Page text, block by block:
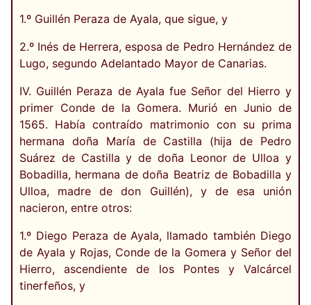
1.º Guillén Peraza de Ayala, que sigue, y
2.º Inés de Herrera, esposa de Pedro Hernández de
Lugo, segundo Adelantado Mayor de Canarias.
IV. Guillén Peraza de Ayala fue Señor del Hierro y
primer Conde de la Gomera. Murió en Junio de
1565. Había contraído matrimonio con su prima
hermana doña María de Castilla (hija de Pedro
Suárez de Castilla y de doña Leonor de Ulloa y
Bobadilla, hermana de doña Beatriz de Bobadilla y
Ulloa, madre de don Guillén), y de esa unión
nacieron, entre otros:
1.º Diego Peraza de Ayala, llamado también Diego
de Ayala y Rojas, Conde de la Gomera y Señor del
Hierro, ascendiente de los Pontes y Valcárcel
tinerfeños, y